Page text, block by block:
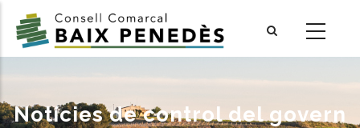
main
Notícies de control del govern